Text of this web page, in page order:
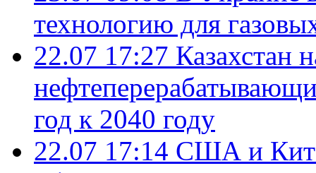
технологию для
22.07 17:27 Казахстан
год к 2040 году
22.07 17:14 США и